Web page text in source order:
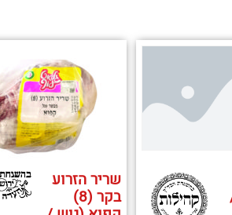
שריר הזרוע
בקר (8)